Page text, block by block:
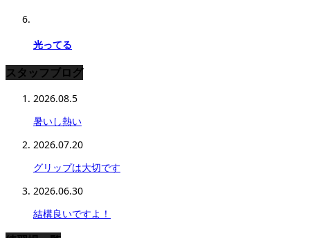
光ってる
スタッフブログ
2026.08.5
暑いし熱い
2026.07.20
グリップは大切です
2026.06.30
結構良いですよ！